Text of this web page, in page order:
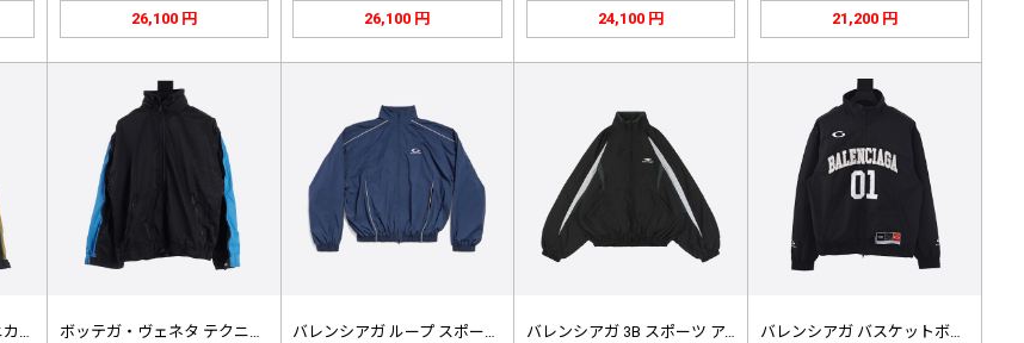
26,100 円 26,100 円 24,100 円 21,200 円
バレンシアガ バスケットボールシリー…